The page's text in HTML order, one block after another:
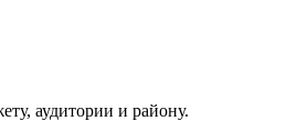
аудитории и району.